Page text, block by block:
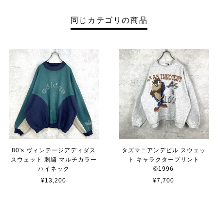
同じカテゴリの商品
80's ヴィンテージアディダス
スウェット 刺繍 マルチカラー
ハイネック
¥13,200
タズマニアンデビル スウェッ
ト キャラクタープリント
©︎1996
¥7,700